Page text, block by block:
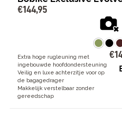
€144,95
Extra hoge rugleuning met
ingebouwde hoofdondersteuning
Veilig en luxe achterzitje voor op
de bagagedrager
Makkelijk verstelbaar zonder
gereedschap
€